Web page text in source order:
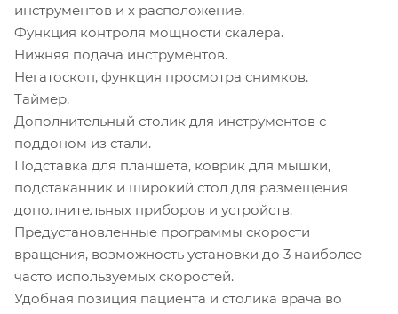
инструментов и х расположение.
Функция контроля мощности скалера.
Нижняя подача инструментов.
Негатоскоп, функция просмотра снимков.
Таймер.
Дополнительный столик для инструментов с
поддоном из стали.
Подставка для планшета, коврик для мышки,
подстаканник и широкий стол для размещения
дополнительных приборов и устройств.
Предустановленные программы скорости
вращения, возможность установки до 3 наиболее
часто используемых скоростей.
Удобная позиция пациента и столика врача во